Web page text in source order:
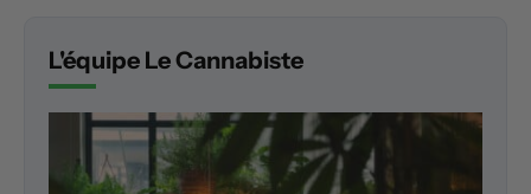
L'équipe Le Cannabiste